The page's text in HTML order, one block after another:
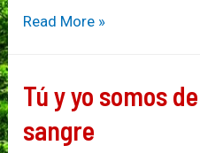
Tiempos
Read More »
Tú y yo somos
sangre